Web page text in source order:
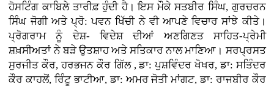
ਹੋਸਟਿੰਗ ਕਾਬਿਲੇ ਤਾਰੀਫ਼ ਹੁੰਦੀ ਹੈ। ਇਸ ਮੌਕੇ ਸਤਬੀਰ ਸਿੰਘ, ਗੁਰਚਰਨ
ਸਿੰਘ ਜੋਗੀ ਅਤੇ ਪ੍ਰੋ: ਪਵਨ ਖਿੱਚੀ ਨੇ ਵੀ ਆਪਣੇ ਵਿਚਾਰ ਸਾਂਝੇ ਕੀਤੇ।
ਪ੍ਰੋਗਰਾਮ ਨੂੰ ਦੇਸ਼- ਵਿਦੇਸ਼ ਦੀਆਂ ਅਣਗਿਣਤ ਸਾਹਿਤ-ਪ੍ਰੇਮੀ
ਸ਼ਖ਼ਸੀਅਤਾਂ ਨੇ ਬੜੇ ਉਤਸ਼ਾਹ ਅਤੇ ਸਤਿਕਾਰ ਨਾਲ ਮਾਣਿਆ। ਸਰਪ੍ਰਸਤ
ਸੁਰਜੀਤ ਕੌਰ, ਹਰਭਜਨ ਕੌਰ ਗਿੱਲ , ਡਾ: ਪੁਸ਼ਵਿੰਦਰ ਖੋਖਰ, ਡਾ: ਸਤਿੰਦਰ
ਕੌਰ ਕਾਹਲੋਂ, ਰਿੰਟੂ ਭਾਟੀਆ, ਡਾ: ਅਮਰ ਜੋਤੀ ਮਾਂਗਟ, ਡਾ: ਰਾਜਬੀਰ ਕੌਰ